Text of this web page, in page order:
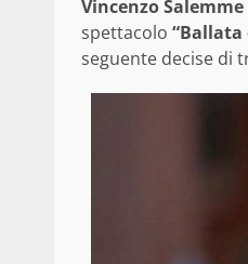
Vincenzo Salemme
spettacolo “Ballata
seguente decise di